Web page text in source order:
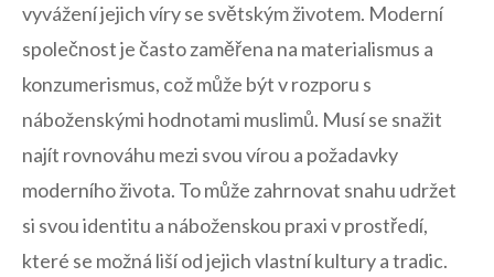
vyvážení jejich víry se‍ světským ⁤životem. Moderní
⁣společnost je často ‌zaměřena na materialismus a
konzumerismus, což může být v‌ rozporu s
náboženskými hodnotami muslimů. Musí se snažit
najít rovnováhu mezi svou​ vírou a požadavky
moderního života. To může zahrnovat‌ snahu udržet
si svou identitu ‍a náboženskou praxi⁣ v prostředí,
které se možná⁢ liší od ‌jejich vlastní kultury a tradic.